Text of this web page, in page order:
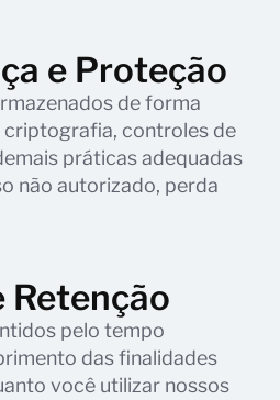
e Proteção
de forma
criptografia, controles de
práticas adequadas
não autorizado, perda
Retenção
pelo tempo
das finalidades
você utilizar nossos